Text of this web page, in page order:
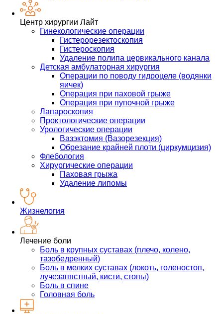
Центр хирургии Лайт
Гинекологические операции
Гистерорезектоскопия
Гистероскопия
Удаление полипа цервикального канала
Детская амбулаторная хирургия
Операции по поводу гидроцеле (водянки
яичек)
Операция при паховой грыже
Операция при пупочной грыже
Лапароскопия
Проктологические операции
Урологические операции
Вазэктомия (Вазорезекция)
Обрезание крайней плоти (циркумцизия)
Флебология
Хирургические операции
Паховая грыжа
Удаление липомы
Жизнелогия
Лечение боли
Боль в крупных суставах (плечо, колено,
тазобедренный)
Боль в мелких суставах (локоть, голеностоп,
лучезапястный, кисти, стопы)
Боль в спине
Головная боль